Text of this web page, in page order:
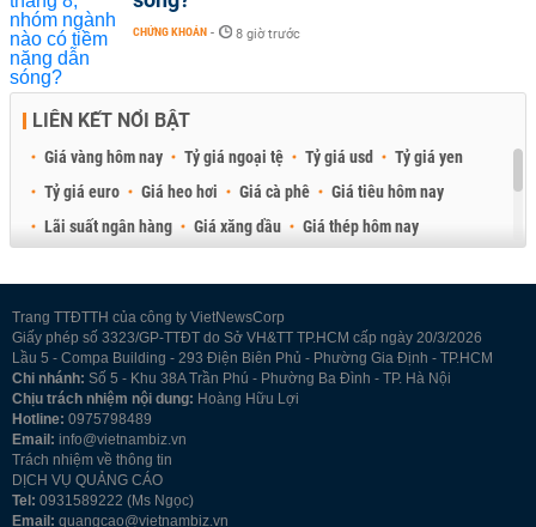
CHỨNG KHOÁN - 8 giờ trước
LIÊN KẾT NỔI BẬT
Giá vàng hôm nay Tỷ giá ngoại tệ Tỷ giá usd
Tỷ giá yen
Tỷ giá euro
Giá heo hơi Giá cà phê
Giá tiêu hôm nay
Lãi suất ngân hàng
Giá xăng dầu
Giá thép hôm nay
Trang TTĐTTH của công ty VietNewsCorp
Giấy phép số 3323/GP-TTĐT do Sở VH&TT TP.HCM cấp ngày 20/3/2026
Lầu 5 - Compa Building - 293 Điện Biên Phủ - Phường Gia Định - TP.HCM
Chi nhánh: Số 5 - Khu 38A Trần Phú - Phường Ba Đình - TP. Hà Nội
Chịu trách nhiệm nội dung: Hoàng Hữu Lợi
Hotline: 0975798489
Email: info@vietnambiz.vn
Trách nhiệm về thông tin
DỊCH VỤ QUẢNG CÁO
Tel: 0931589222 (Ms Ngọc)
Email: quangcao@vietnambiz.vn